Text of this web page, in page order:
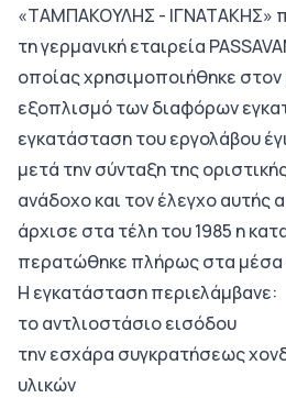
«ΤΑΜΠΑΚΟΥΛΗΣ - ΙΓΝΑΤΑΚΗΣ»
τη γερμανική εταιρεία
οποίας χρησιμοποιήθηκε στον
εξοπλισμό των διαφόρων
εγκατάσταση του εργολάβου
μετά την σύνταξη της
ανάδοχο και τον έλεγχο αυτής
άρχισε στα τέλη του 1985 η
περατώθηκε πλήρως στα μέσα
Η εγκατάσταση περιελάμβανε:
το αντλιοστάσιο εισόδου
την εσχάρα συγκρατήσεως
υλικών